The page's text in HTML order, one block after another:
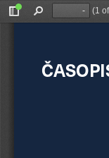
Toggle
Find
(1